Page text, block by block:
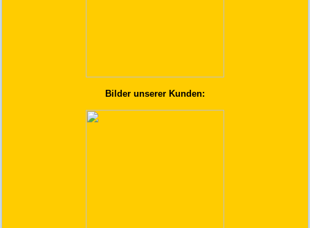
Bilder unserer Kunden: